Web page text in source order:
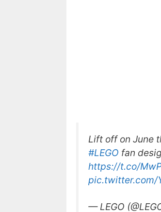
Lift off on June
#LEGO fan
https://t.co/
pic.twitter.com/
— LEGO